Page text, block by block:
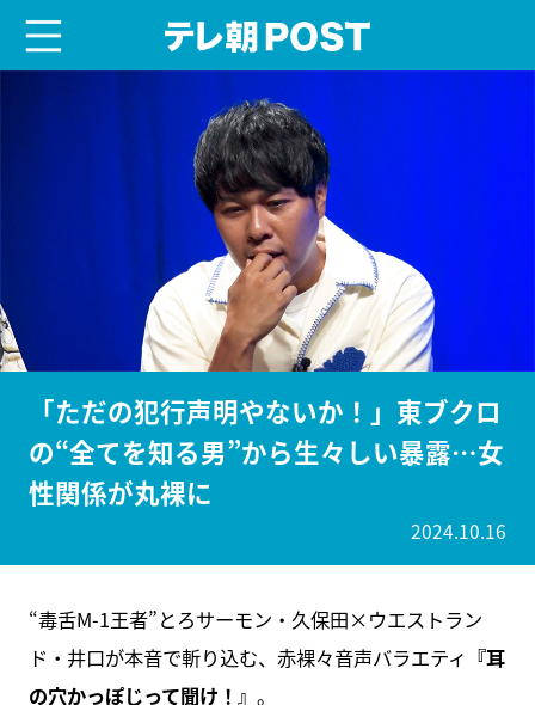
「ただの犯行声明やないか！」東ブクロ
の“全てを知る男”から生々しい暴露…女
性関係が丸裸に
2024.10.16
“毒舌M-1王者”とろサーモン・久保田×ウエストラン
ド・井口が本音で斬り込む、赤裸々音声バラエティ 『耳
の穴かっぽじって聞け！』 。